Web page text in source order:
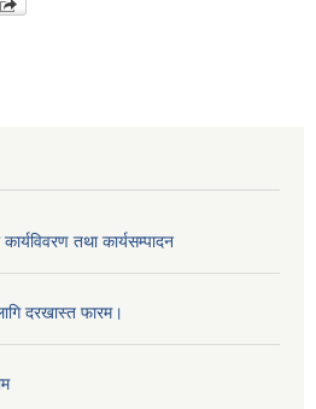
तथा कार्यसम्पादन
दरखास्त फारम।